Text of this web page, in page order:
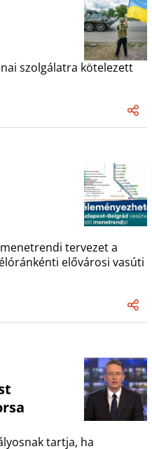
szolgálatra kötelezett
tervezet a
elővárosi vasúti
tartja, ha